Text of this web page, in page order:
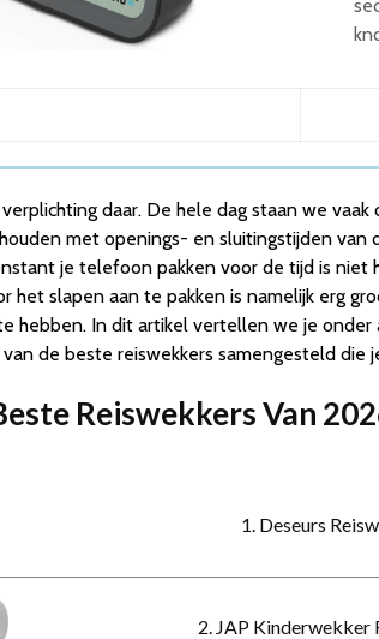
van 2026
daar. De hele dag staan we
met openings- en sluitingstijden
je telefoon pakken voor de tijd is
het slapen aan te pakken is namelijk erg
hebben. In dit artikel vertellen we je
de beste reiswekkers samengesteld die
Reiswekkers Van
1. Deseurs
2. JAP Kinderwekker